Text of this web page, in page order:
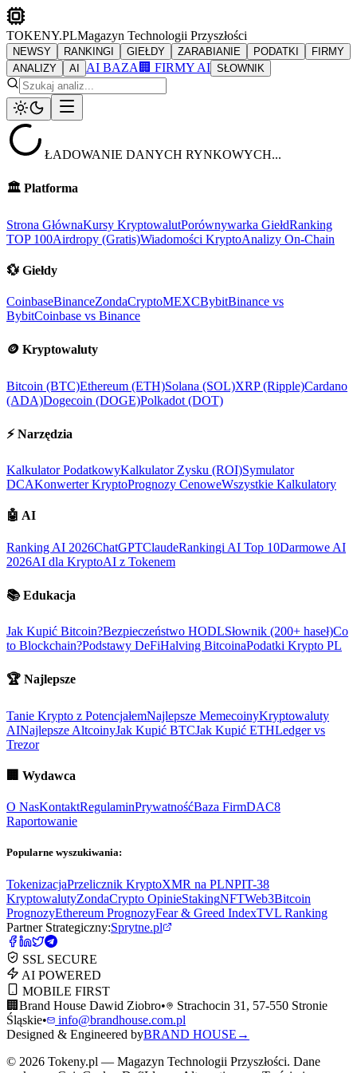
TOKENY.PLMagazyn Technologii Przyszłości
NEWSY RANKINGI GIEŁDY ZARABIANIE PODATKI
FIRMY
ANALIZY
AI AI BAZA 🏢 FIRMY AI SŁOWNIK
ŁADOWANIE DANYCH RYNKOWYCH...
🏛️ Platforma
Strona GłównaKursy KryptowalutPorównywarka GiełdRanking
TOP 100Airdropy (Gratis)Wiadomości KryptoAnalizy On-Chain
💱 Giełdy
CoinbaseBinanceZondaCryptoMEXCBybitBinance vs
BybitCoinbase vs Binance
🪙 Kryptowaluty
Bitcoin (BTC)Ethereum (ETH)Solana (SOL)XRP (Ripple)Cardano
(ADA)Dogecoin (DOGE)Polkadot (DOT)
⚡ Narzędzia
Kalkulator PodatkowyKalkulator Zysku (ROI)Symulator
DCAKonwerter KryptoPrognozy CenoweWszystkie Kalkulatory
🤖 AI
Ranking AI 2026ChatGPTClaudeRankingi AI Top 10Darmowe AI
2026AI dla KryptoAI z Tokenem
📚 Edukacja
Jak Kupić Bitcoin?Bezpieczeństwo HODLSłownik (200+ haseł)Co
to Blockchain?Podstawy DeFiHalving BitcoinaPodatki Krypto PL
🏆 Najlepsze
Tanie Krypto z PotencjałemNajlepsze MemecoinyKryptowaluty
AINajlepsze AltcoinyJak Kupić BTCJak Kupić ETHLedger vs
Trezor
🏢 Wydawca
O NasKontaktRegulaminPrywatnośćBaza FirmDAC8
Raportowanie
Popularne wyszukiwania:
TokenizacjaPrzelicznik KryptoXMR na PLNPIT-38
KryptowalutyZondaCrypto OpinieStakingNFTWeb3Bitcoin
PrognozyEthereum PrognozyFear & Greed IndexTVL Ranking
Partner Strategiczny:Sprytne.pl
SSL SECURE
AI POWERED
MOBILE FIRST
🏢 Brand House Dawid Ziobro•
Strachocin 31, 57-550 Stronie
Śląskie•
info@brandhouse.com.pl
Designed & Engineered byBRAND HOUSE →
© 2026 Tokeny.pl — Magazyn Technologii Przyszłości. Dane